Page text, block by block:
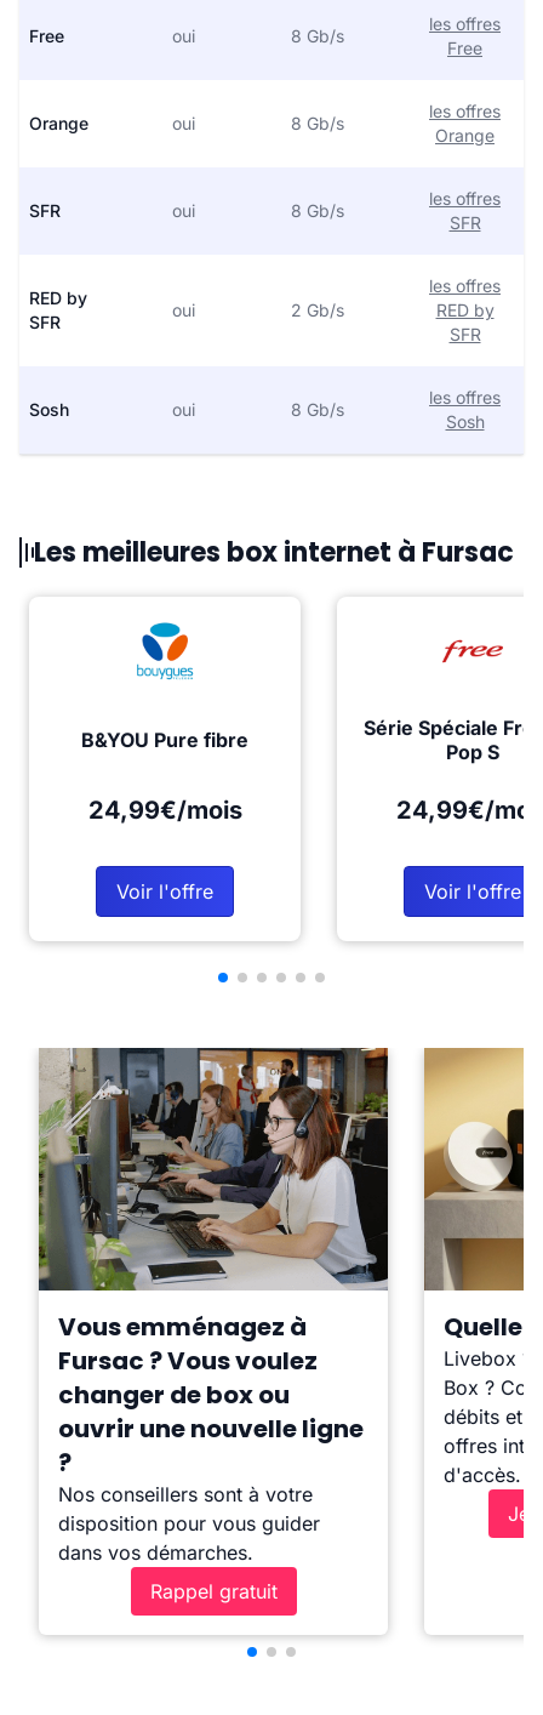
Free oui 8 Gb/s
les offres
Free
Orange oui 8 Gb/s
les offres
Orange
SFR oui 8 Gb/s
les offres
SFR
RED by
SFR
oui 2 Gb/s
les offres
RED by
SFR
Sosh oui 8 Gb/s
les offres
Sosh
Les meilleures box internet à Fursac
B&YOU Pure fibre
24,99€/mois
Voir l'offre
Série Spéciale
Pop S
24,99€/
Voir l'offre
Vous emménagez à
Fursac ? Vous voulez
changer de box ou
ouvrir une nouvelle ligne
?
Nos conseillers sont à votre
disposition pour vous guider
dans vos démarches.
Rappel gratuit
Quelle
Livebox ?
Box ?
débits et
offres
d'accès.
Je